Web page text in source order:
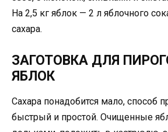
На 2,5 кг яблок — 2 л яблочного
сахара.
ЗАГОТОВКА ДЛЯ
ЯБЛОК
Сахара понадобится мало, способ
быстрый и простой. Очищенные